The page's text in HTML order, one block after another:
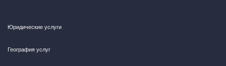
Юридические услуги
География услуг